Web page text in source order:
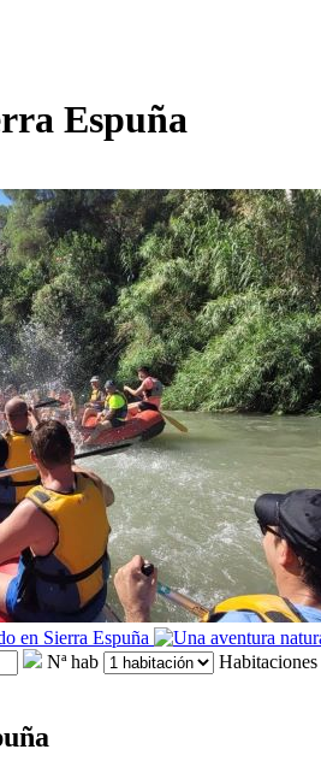
Espuña
Nª hab Habitaciones